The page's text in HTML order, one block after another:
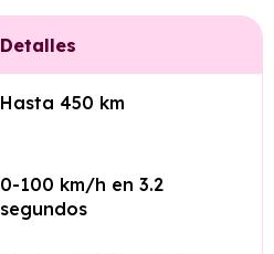
Detalles
Hasta 450 km
0-100 km/h en 3.2
segundos